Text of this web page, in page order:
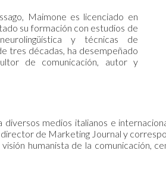
Maimone es licenciado en
su formación con estudios de
y técnicas de
tres décadas, ha desempeñado
de comunicación, autor y
medios italianos e
de Marketing Journal y
humanista de la comunicación,